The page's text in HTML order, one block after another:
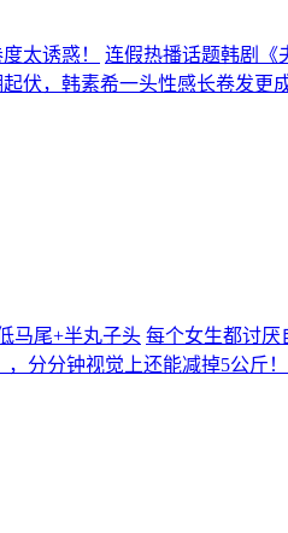
太诱惑！
连假热播话题韩剧《
伏，韩素希一头性感长卷发更
马尾+半丸子头 每个女生都讨厌
分分钟视觉上还能减掉5公斤